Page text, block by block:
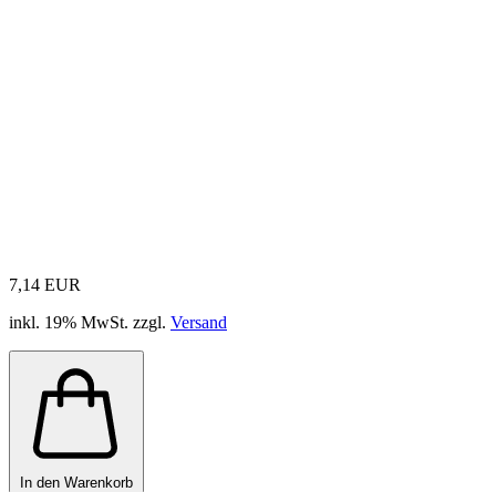
7,14 EUR
inkl. 19% MwSt. zzgl. Versand
In den Warenkorb